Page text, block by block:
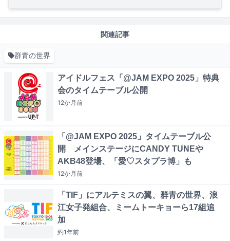
関連記事
群青の世界
アイドルフェス「@JAM EXPO 2025」特典
会のタイムテーブル公開
12か月前
「@JAM EXPO 2025」タイムテーブル公
開 メインステージにCANDY TUNEや
AKB48登場、「愛♡スタプラ博」も
12か月前
「TIF」にアルテミスの翼、群青の世界、浪
江女子発組合、ミームトーキョーら17組追
加
約1年前